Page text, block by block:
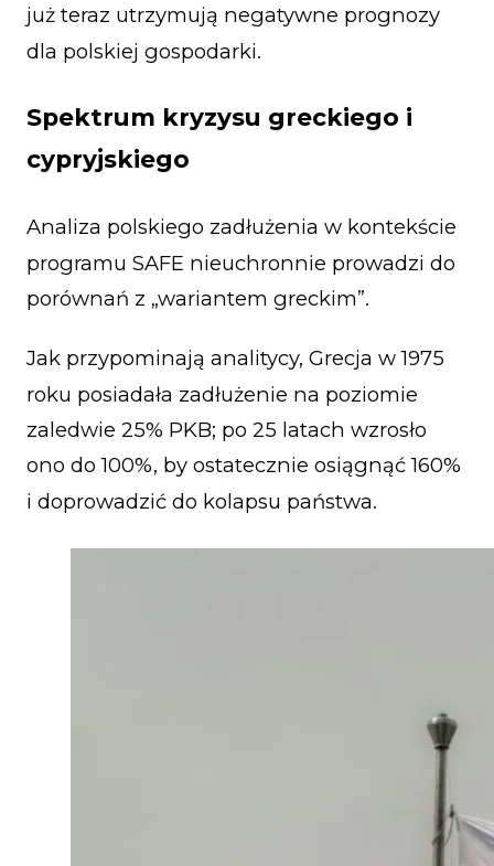
już teraz utrzymują negatywne prognozy
dla polskiej gospodarki.
Spektrum kryzysu greckiego i
cypryjskiego
Analiza polskiego zadłużenia w kontekście
programu SAFE nieuchronnie prowadzi do
porównań z „wariantem greckim”.
Jak przypominają analitycy, Grecja w 1975
roku posiadała zadłużenie na poziomie
zaledwie 25% PKB; po 25 latach wzrosło
ono do 100%, by ostatecznie osiągnąć 160%
i doprowadzić do kolapsu państwa.